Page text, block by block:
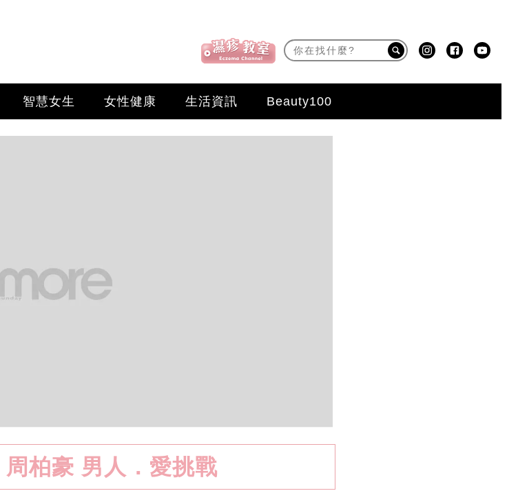
智慧女生 女性健康 生活資訊 Beauty100
柏豪 男人．愛挑戰